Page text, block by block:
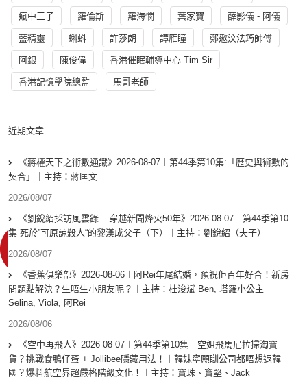
瘋中三子 羅倫斯 羅海憫 葉家寶 薛影儀 - 阿儀
藍精靈 蝌蚪 許莎朗 譚雁瞳 鄭遨汶法筠師傅
阿銀 陳俊偉 香港催眠輔導中心 Tim Sir
香港記憶學院總監 馬哥老師
近期文章
《蔣權天下之術數通識》2026-08-07︱第44季第10集:「歴史與術數的
契合」｜主持：蔣匡文
2026/08/07
《劉銳紹採訪風雲錄 – 穿越新聞烽火50年》2026-08-07︱第44季第10
集 死於”可原諒殺人“的黎漢成父子（下）︱主持：劉銳紹（夫子）
2026/08/07
《香蕉俱樂部》2026-08-06︱阿Rei年尾結婚，預祝佢百年好合！新房
問題點解決？生唔生小朋友呢？︱主持：杜浚斌 Ben, 塔羅小公主
Selina, Viola, 阿Rei
2026/08/06
《空中再飛人》2026-08-07︱第44季第10集｜空姐飛馬尼拉掃淘寶
貨？挑戰食鴨仔蛋 + Jollibee隱藏用法！︱韓妹寧願瞓公司都唔想返韓
國？爆料航空界超嚴格階級文化！︱主持：寶珠、寶堅、Jack